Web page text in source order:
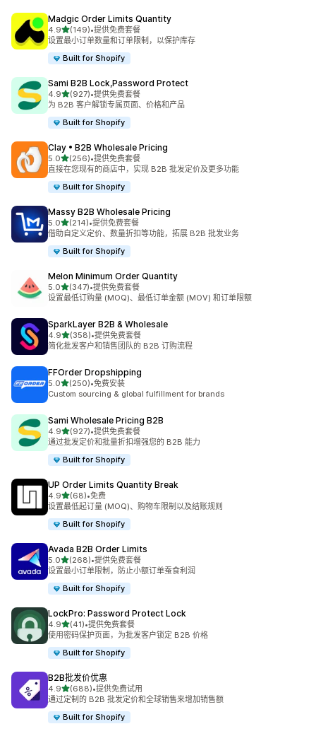
Madgic Order Limits Quantity
4.9星（满分 5 星）
(149)
总共 149 条评论
•提供免费套餐
设置最小订单数量和订单限制，以保护库存
Built for Shopify
Sami B2B Lock,Password Protect
4.9星（满分 5 星）
(927)
总共 927 条评论
•提供免费套餐
为 B2B 客户解锁专属页面、价格和产品
Built for Shopify
Clay • B2B Wholesale Pricing
5.0星（满分 5 星）
(256)
总共 256 条评论
•提供免费套餐
直接在您现有的商店中，实现 B2B 批发定价及更多功能
Built for Shopify
Massy B2B Wholesale Pricing
5.0星（满分 5 星）
(214)
总共 214 条评论
•提供免费套餐
借助自定义定价、数量折扣等功能，拓展 B2B 批发业务
Built for Shopify
Melon Minimum Order Quantity
5.0星（满分 5 星）
(347)
总共 347 条评论
•提供免费套餐
设置最低订购量 (MOQ)、最低订单金额 (MOV) 和订单限额
SparkLayer B2B & Wholesale
4.9星（满分 5 星）
(358)
总共 358 条评论
•提供免费套餐
简化批发客户和销售团队的 B2B 订购流程
FFOrder Dropshipping
5.0星（满分 5 星）
(250)
总共 250 条评论
•免费安装
Custom sourcing & global fulfillment for brands
Sami Wholesale Pricing B2B
4.9星（满分 5 星）
(927)
总共 927 条评论
•提供免费套餐
通过批发定价和批量折扣增强您的 B2B 能力
Built for Shopify
UP Order Limits Quantity Break
4.9星（满分 5 星）
(68)
总共 68 条评论
•免费
设置最低起订量 (MOQ)、购物车限制以及结账规则
Built for Shopify
Avada B2B Order Limits
5.0星（满分 5 星）
(268)
总共 268 条评论
•提供免费套餐
设置最小订单限制，防止小额订单蚕食利润
Built for Shopify
LockPro: Password Protect Lock
4.9星（满分 5 星）
(41)
总共 41 条评论
•提供免费套餐
使用密码保护页面，为批发客户锁定 B2B 价格
Built for Shopify
B2B批发价优惠
4.9星（满分 5 星）
(688)
总共 688 条评论
•提供免费试用
通过定制的 B2B 批发定价和全球销售来增加销售额
Built for Shopify